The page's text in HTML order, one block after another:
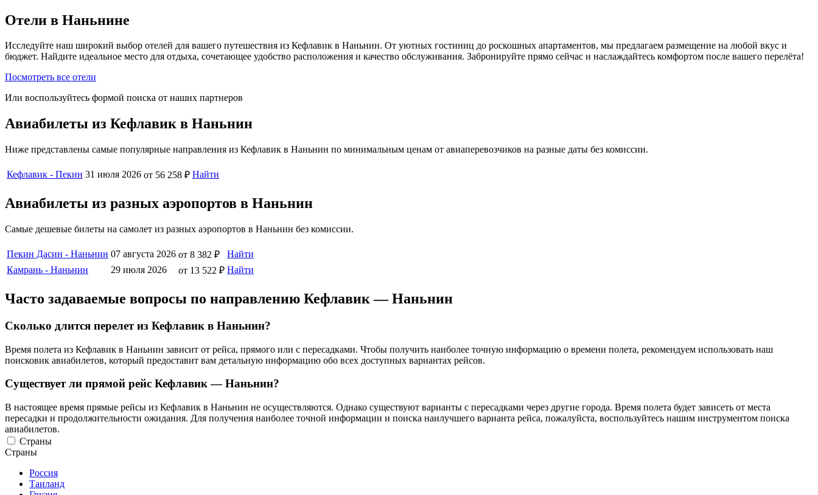
Отели в Наньнине
Исследуйте наш широкий выбор отелей для вашего путешествия из Кефлавик в Наньнин. От уютных гостиниц до роскошных апартаментов, мы предлагаем размещение на любой вкус и
бюджет. Найдите идеальное место для отдыха, сочетающее удобство расположения и качество обслуживания. Забронируйте прямо сейчас и наслаждайтесь комфортом после вашего перелёта!
Посмотреть все отели
Или воспользуйтесь формой поиска от наших партнеров
Авиабилеты из Кефлавик в Наньнин
Ниже представлены самые популярные направления из Кефлавик в Наньнин по минимальным ценам от авиаперевозчиков на разные даты без комиссии.
Кефлавик - Пекин 31 июля 2026 от 56 258 ₽ Найти
Авиабилеты из разных аэропортов в Наньнин
Самые дешевые билеты на самолет из разных аэропортов в Наньнин без комиссии.
Пекин Дасин - Наньнин 07 августа 2026 от 8 382 ₽
Найти
Камрань - Наньнин
29 июля 2026 от 13 522 ₽ Найти
Часто задаваемые вопросы по направлению Кефлавик — Наньнин
Сколько длится перелет из Кефлавик в Наньнин?
Время полета из Кефлавик в Наньнин зависит от рейса, прямого или с пересадками. Чтобы получить наиболее точную информацию о времени полета, рекомендуем использовать наш
поисковик авиабилетов, который предоставит вам детальную информацию обо всех доступных вариантах рейсов.
Существует ли прямой рейс Кефлавик — Наньнин?
В настоящее время прямые рейсы из Кефлавик в Наньнин не осуществляются. Однако существуют варианты с пересадками через другие города. Время полета будет зависеть от места
пересадки и продолжительности ожидания. Для получения наиболее точной информации и поиска наилучшего варианта рейса, пожалуйста, воспользуйтесь нашим инструментом поиска
авиабилетов.
Страны
Страны
Россия
Таиланд